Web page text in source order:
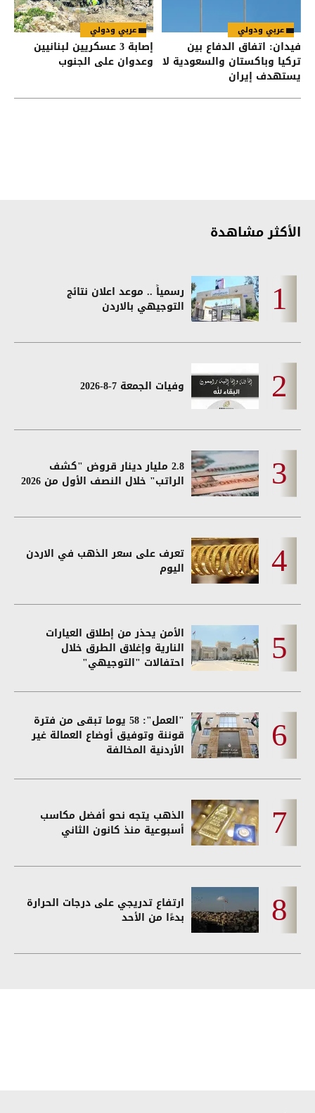
عربي ودولي
فيدان: اتفاق الدفاع بين
تركيا وباكستان والسعودية لا
يستهدف إيران
عربي ودولي
إصابة 3 عسكريين لبنانيين
وعدوان على الجنوب
الأكثر مشاهدة
رسمياً .. موعد اعلان نتائج
التوجيهي بالاردن
وفيات الجمعة 7-8-2026
2.8 مليار دينار قروض "كشف
الراتب" خلال النصف الأول من 2026
تعرف على سعر الذهب في الاردن
اليوم
الأمن يحذر من إطلاق العيارات
النارية وإغلاق الطرق خلال
احتفالات "التوجيهي"
"العمل": 58 يوما تبقى من فترة
قوننة وتوفيق أوضاع العمالة غير
الأردنية المخالفة
الذهب يتجه نحو أفضل مكاسب
أسبوعية منذ كانون الثاني
ارتفاع تدريجي على درجات الحرارة
بدءًا من الأحد